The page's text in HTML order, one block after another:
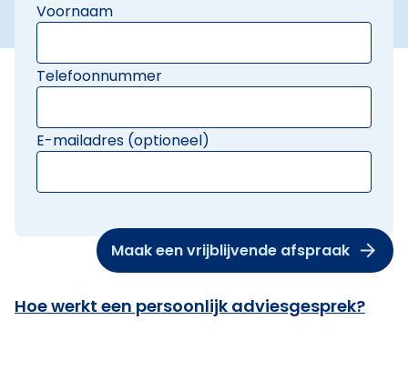
Voornaam
Telefoonnummer
E-mailadres (optioneel)
Maak een vrijblijvende afspraak
Hoe werkt een persoonlijk adviesgesprek?